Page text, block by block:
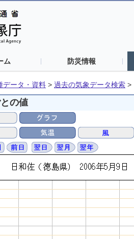
ム 防災情報
データ・資料 > 過去の気象データ検索 >
の値